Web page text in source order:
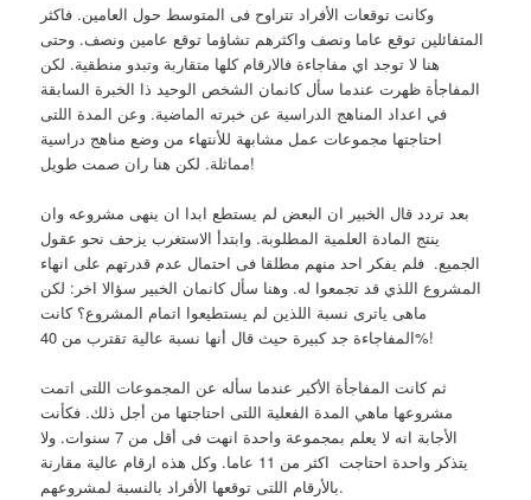
وكانت توقعات الأفراد تتراوح فى المتوسط حول العامين. فاكثر
المتفائلين توقع عاما ونصف واكثرهم تشاؤما توقع عامين ونصف. وحتى
هنا لا توجد اي مفاجاءة فالارقام كلها متقاربة وتبدو منطقية. لكن
المفاجأة ظهرت عندما سأل كانمان الشخص الوحيد ذا الخبرة السابقة
في اعداد المناهج الدراسية عن خبرته الماضية. وعن المدة اللتى
احتاجتها مجموعات عمل مشابهة للأنتهاء من وضع مناهج دراسية
مماثلة. لكن هنا ران صمت طويل!
بعد تردد قال الخبير ان البعض لم يستطع ابدا ان ينهى مشروعه وان
ينتج المادة العلمية المطلوبة. وابتدأ الاستغرب يزحف نحو عقول
الجميع. فلم يفكر احد منهم مطلقا فى احتمال عدم قدرتهم على انهاء
المشروع اللذي قد تجمعوا له. وهنا سأل كانمان الخبير سؤالا اخر: لكن
ماهى ياترى نسبة اللذين لم يستطيعوا اتمام المشروع؟ كانت
المفاجاءة جد كبيرة حيث قال أنها نسبة عالية تقترب من 40%!
ثم كانت المفاجأة الأكبر عندما سأله عن المجموعات اللتى اتمت
مشروعها ماهي المدة الفعلية اللتى احتاجتها من أجل ذلك. فكأنت
الأجابة انه لا يعلم بمجموعة واحدة انهت فى أقل من 7 سنوات. ولا
يتذكر واحدة احتاجت اكثر من 11 عاما. وكل هذه ارقام عالية مقارنة
بالأرقام اللتى توقعها الأفراد بالنسبة لمشروعهم.